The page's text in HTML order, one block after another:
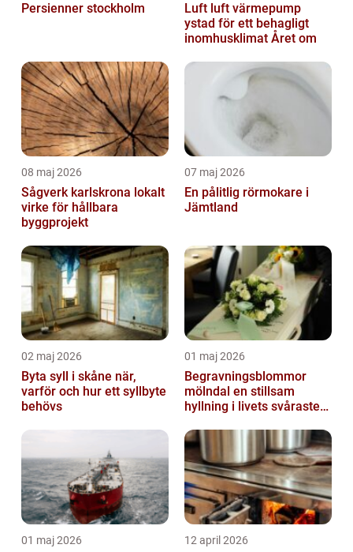
Persienner stockholm
Luft luft värmepump
ystad för ett behagligt
inomhusklimat Året om
08 maj 2026
Sågverk karlskrona lokalt
virke för hållbara
byggprojekt
07 maj 2026
En pålitlig rörmokare i
Jämtland
02 maj 2026
Byta syll i skåne när,
varför och hur ett syllbyte
behövs
01 maj 2026
Begravningsblommor
mölndal en stillsam
hyllning i livets svåraste
01 maj 2026 12 april 2026